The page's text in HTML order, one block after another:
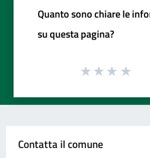
Quanto sono chiare le
su questa pagina?
Contatta il comune